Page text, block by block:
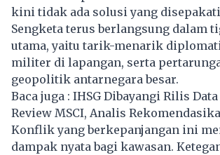
kini tidak ada solusi yang
Sengketa terus berlangsung dalam
utama, yaitu tarik-menarik
militer di lapangan, serta
geopolitik antarnegara besar.
Baca juga : IHSG Dibayangi Rilis Data
Review MSCI, Analis
Konflik yang berkepanjangan ini
dampak nyata bagi kawasan.